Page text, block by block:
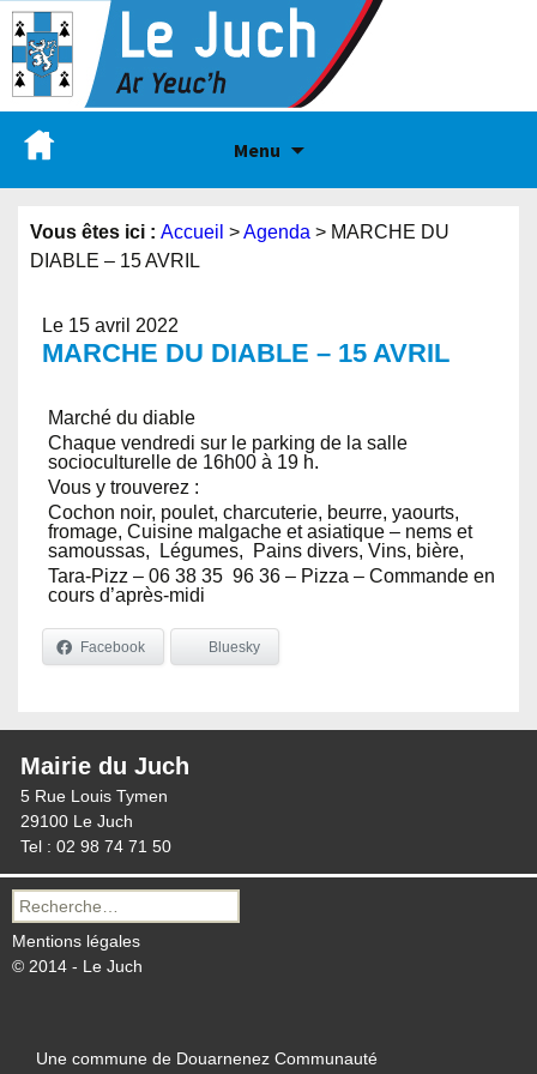
Menu
Vous êtes ici : Accueil >Agenda > MARCHE DU
DIABLE – 15 AVRIL
Le 15 avril 2022
MARCHE DU DIABLE – 15 AVRIL
Marché du diable
Chaque vendredi sur le parking de la salle
socioculturelle de 16h00 à 19 h.
Vous y trouverez :
Cochon noir, poulet, charcuterie, beurre, yaourts,
fromage, Cuisine malgache et asiatique – nems et
samoussas, Légumes, Pains divers, Vins, bière,
Tara-Pizz – 06 38 35 96 36 – Pizza – Commande en
cours d’après-midi
Facebook Bluesky
Mairie du Juch
5 Rue Louis Tymen
29100 Le Juch
Tel : 02 98 74 71 50
Recherche
pour :
Mentions légales
© 2014 - Le Juch
Une commune de Douarnenez Communauté